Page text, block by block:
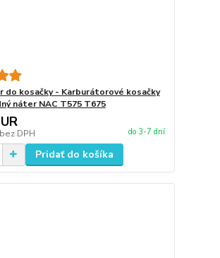
do kosačky - Karburátorové kosačky
náter NAC T575 T675
bez DPH do 3-7 dní
Pridať do košíka